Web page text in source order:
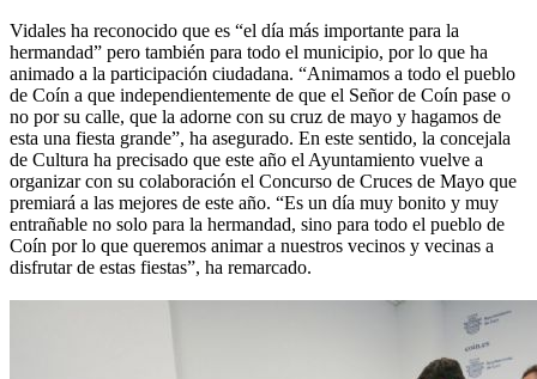
Vidales ha reconocido que es “el día más importante para la
hermandad” pero también para todo el municipio, por lo que ha
animado a la participación ciudadana. “Animamos a todo el pueblo
de Coín a que independientemente de que el Señor de Coín pase o
no por su calle, que la adorne con su cruz de mayo y hagamos de
esta una fiesta grande”, ha asegurado. En este sentido, la concejala
de Cultura ha precisado que este año el Ayuntamiento vuelve a
organizar con su colaboración el Concurso de Cruces de Mayo que
premiará a las mejores de este año. “Es un día muy bonito y muy
entrañable no solo para la hermandad, sino para todo el pueblo de
Coín por lo que queremos animar a nuestros vecinos y vecinas a
disfrutar de estas fiestas”, ha remarcado.